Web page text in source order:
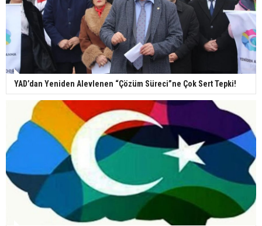
YAD’dan Yeniden Alevlenen “Çözüm Süreci”ne Çok Sert Tepki!